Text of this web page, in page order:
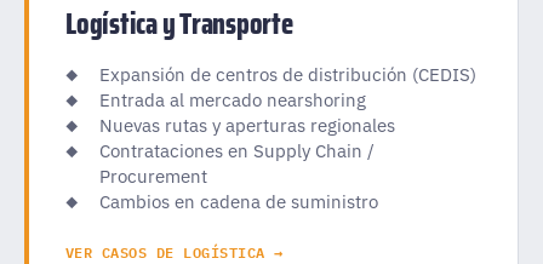
Logística y Transporte
Expansión de centros de distribución (CEDIS)
Entrada al mercado nearshoring
Nuevas rutas y aperturas regionales
Contrataciones en Supply Chain /
Procurement
Cambios en cadena de suministro
VER CASOS DE LOGÍSTICA →